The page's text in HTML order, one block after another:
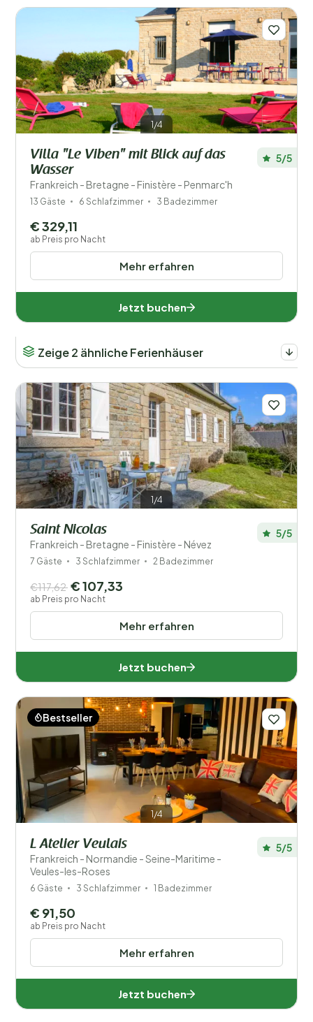
1/4
Villa "Le Viben" mit Blick auf das
Wasser
Frankreich - Bretagne - Finistère - Penmarc'h
5/5
13 Gäste 6 Schlafzimmer 3 Badezimmer
Mehr erfahren
€ 329,11
ab Preis pro Nacht
Jetzt buchen
Zeige 2 ähnliche Ferienhäuser
1/4
Saint Nicolas
Frankreich - Bretagne - Finistère - Névez
5/5
7 Gäste 3 Schlafzimmer 2 Badezimmer
Mehr erfahren
€117,62 € 107,33
ab Preis pro Nacht
Jetzt buchen
1/4
Bestseller
L Atelier Veulais
Frankreich - Normandie - Seine-Maritime -
Veules-les-Roses
5/5
6 Gäste 3 Schlafzimmer 1 Badezimmer
Mehr erfahren
€ 91,50
ab Preis pro Nacht
Jetzt buchen